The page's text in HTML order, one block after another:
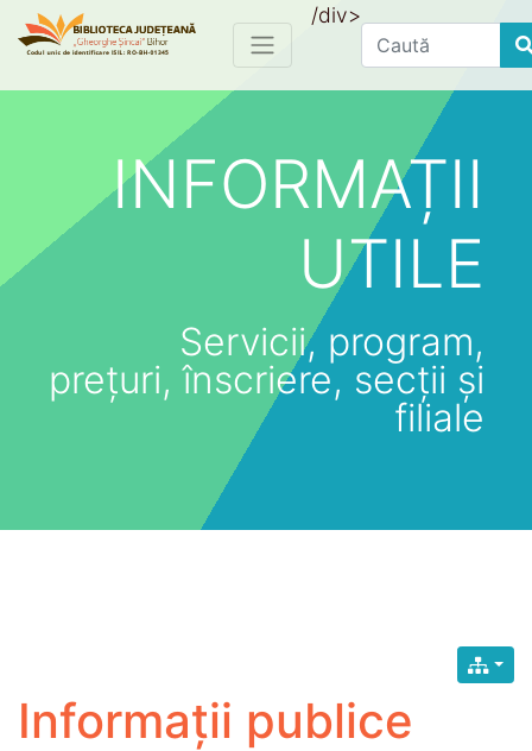
/div>
Find
INFORMAȚII
UTILE
Servicii, program,
prețuri, înscriere, secții și
filiale
Informații publice